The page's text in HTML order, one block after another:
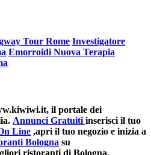
Tour Rome Investigatore
Emorroidi Nuova Terapia
il portale dei
Annunci Gratuitiinserisci il tuo
Line ,apri il tuo negozio e inizia a
Bologna su